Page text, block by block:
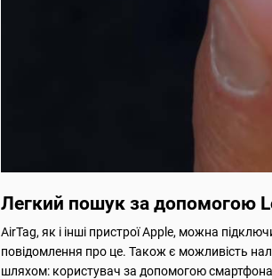
Легкий пошук за допомогою
AirTag, як і інші пристрої Apple, можна
повідомлення про це. Також є можливість
шляхом: користувач за допомогою